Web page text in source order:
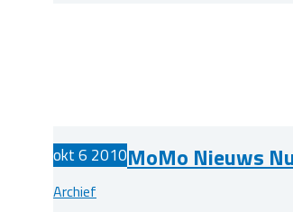
okt6 2010MoMo Nieuws
Archief